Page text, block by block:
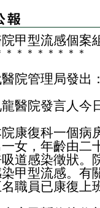
甲型流感個案
＊ ＊ ＊ ＊ ＊ ＊ ＊ ＊
院管理局發出
院發言人今日
復科一個病房
一女，年齡由
道感染徵狀。
甲型流感。有
職員已康復上